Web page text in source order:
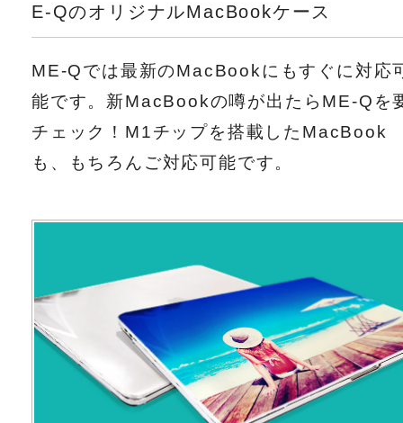
E-QのオリジナルMacBookケース
ME-Qでは最新のMacBookにもすぐに対応
能です。新MacBookの噂が出たらME-Qを
チェック！M1チップを搭載したMacBook
も、もちろんご対応可能です。